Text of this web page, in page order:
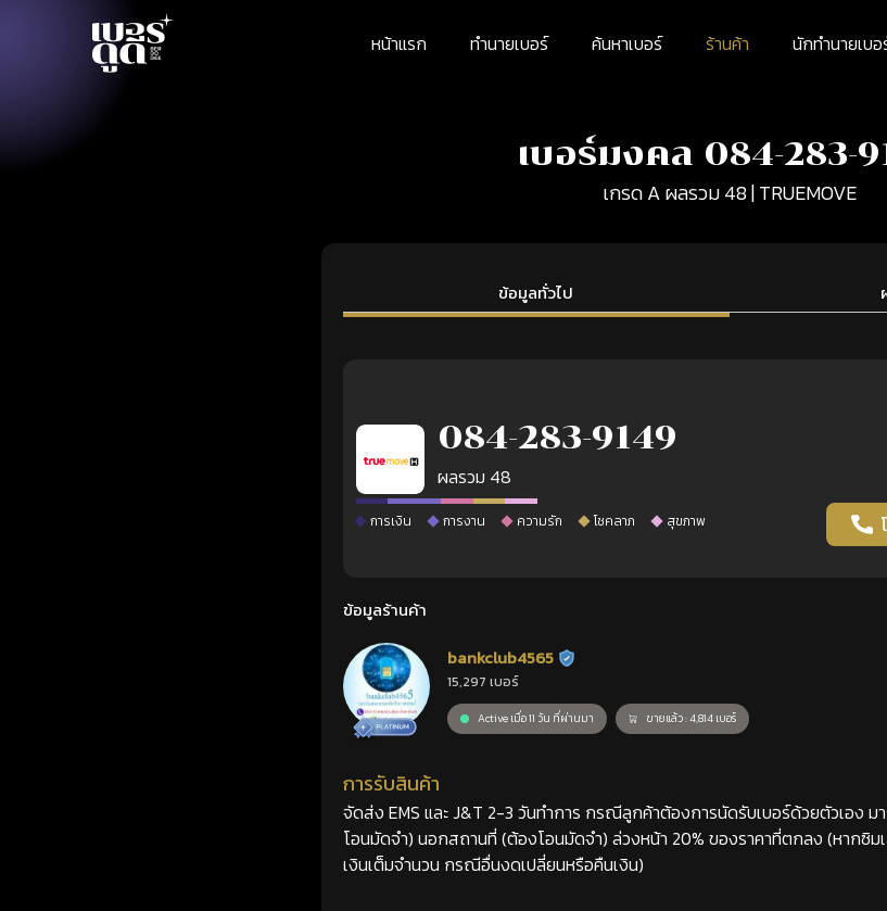
หน้าแรก ทำนายเบอร์ ค้นหาเบอร์ ร้านค้า นักทำนายเบอ
เบอร์มงคล 084-283-
เกรด A ผลรวม 48 | TRUEMOVE
ข้อมูลทั่วไป
084-283-9149
ผลรวม 48
การเงิน การงาน ความรัก โชคลาภ สุขภาพ
ข้อมูลร้านค้า
bankclub4565 ร้านยืนยันแล้ว
15,297 เบอร์
Active เมื่อ 11 วัน ที่ผ่านมา ขายแล้ว : 4,814 เบอร์
การรับสินค้า
จัดส่ง EMS และ J&T 2-3 วันทำการ กรณีลูกค้าต้องการนัดรับเบอร์ด้วยตัวเอง ม
โอนมัดจำ) นอกสถานที่ (ต้องโอนมัดจำ) ล่วงหน้า 20% ของราคาที่ตกลง (หาก
เงินเต็มจำนวน กรณีอื่นงดเปลี่ยนหรือคืนเงิน)